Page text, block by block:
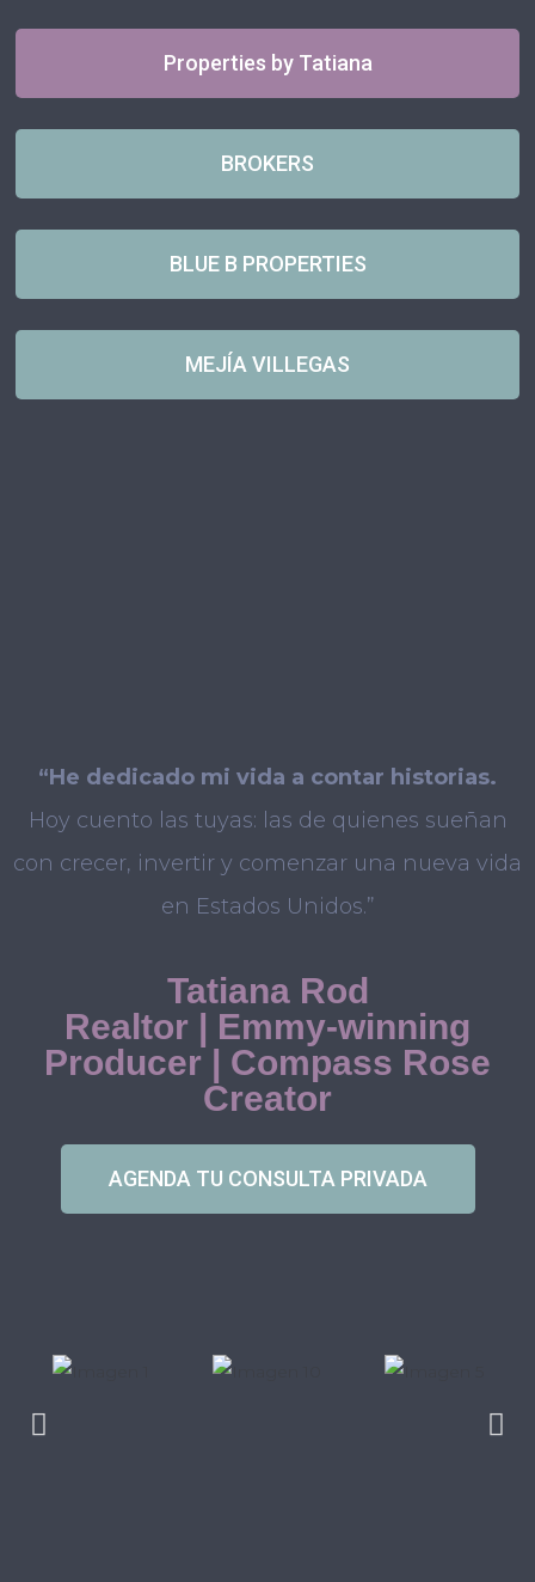
Properties by Tatiana
BROKERS
BLUE B PROPERTIES
MEJÍA VILLEGAS
“He dedicado mi vida a contar historias.
Hoy cuento las tuyas: las de quienes sueñan
con crecer, invertir y comenzar una nueva vida
en Estados Unidos.”
Tatiana Rod
Realtor | Emmy-winning
Producer | Compass Rose
Creator
AGENDA TU CONSULTA PRIVADA